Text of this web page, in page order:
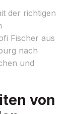
der richtigen
Fischer aus
nach
und
von